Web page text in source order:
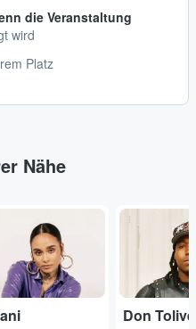
die Veranstaltung
wird
Platz
Nähe
Don